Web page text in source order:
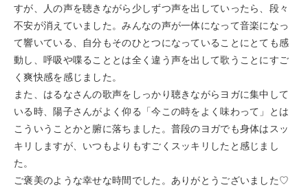
すが、人の声を聴きながら少しずつ声を出していったら、段々
不安が消えていました。みんなの声が一体になって音楽になっ
て響いている、自分もそのひとつになっていることにとても感
動し、呼吸や喋ることとは全く違う声を出して歌うことにすご
く爽快感を感じました。
また、はるなさんの歌声をしっかり聴きながらヨガに集中して
いる時、陽子さんがよく仰る「今この時をよく味わって」とは
こういうことかと腑に落ちました。普段のヨガでも身体はスッ
キリしますが、いつもよりもすごくスッキリしたと感じまし
た。
ご褒美のような幸せな時間でした。ありがとうございました♡